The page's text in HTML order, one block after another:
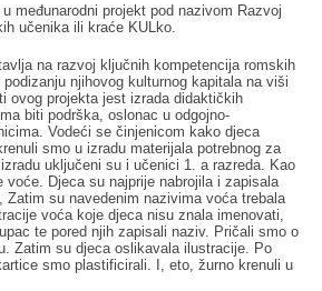
međunarodni projekt pod nazivom Razvoj
učenika ili kraće KULko.
na razvoj ključnih kompetencija romskih
njihovog kulturnog kapitala na viši
ovog projekta jest izrada didaktičkih
biti podrška, oslonac u odgojno-
Vodeći se činjenicom kako djeca
smo u izradu materijala potrebnog za
izradu uključeni su i učenici 1. a razreda. Kao
voće. Djeca su najprije nabrojila i zapisala
Zatim su navedenim nazivima voća trebala
voća koje djeca nisu znala imenovati,
te pored njih zapisali naziv. Pričali smo o
Zatim su djeca oslikavala ilustracije. Po
smo plastificirali. I, eto, žurno krenuli u